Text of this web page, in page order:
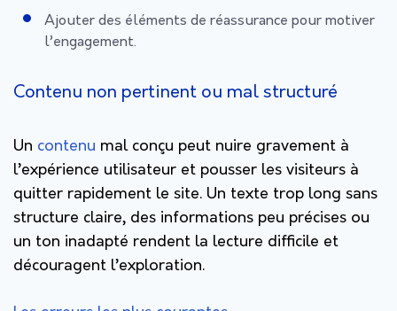
Ajouter des éléments de réassurance pour motiver
l’engagement.
Contenu non pertinent ou mal structuré
Un contenu mal conçu peut nuire gravement à
l’expérience utilisateur et pousser les visiteurs à
quitter rapidement le site. Un texte trop long sans
structure claire, des informations peu précises ou
un ton inadapté rendent la lecture difficile et
découragent l’exploration.